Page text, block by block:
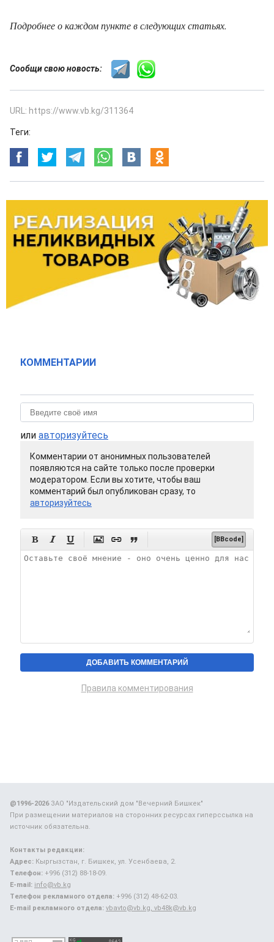
Подробнее о каждом пункте в следующих статьях.
Сообщи свою новость:
URL: https://www.vb.kg/311364
Теги:
КОММЕНТАРИИ
или авторизуйтесь
Комментарии от анонимных пользователей
появляются на сайте только после проверки
модератором. Если вы хотите, чтобы ваш
комментарий был опубликован сразу, то
авторизуйтесь
      [BBcode]
Правила комментирования
@1996-2026ЗАО "Издательский дом "Вечерний Бишкек"
При размещении материалов на сторонних ресурсах гиперссылка на
источник обязательна.
Контакты редакции:
Адрес: Кыргызстан, г. Бишкек, ул. Усенбаева, 2.
Телефон: +996 (312) 88-18-09.
E-mail: info@vb.kg
Телефон рекламного отдела: +996 (312) 48-62-03.
E-mail рекламного отдела: vbavto@vb.kg, vb48k@vb.kg